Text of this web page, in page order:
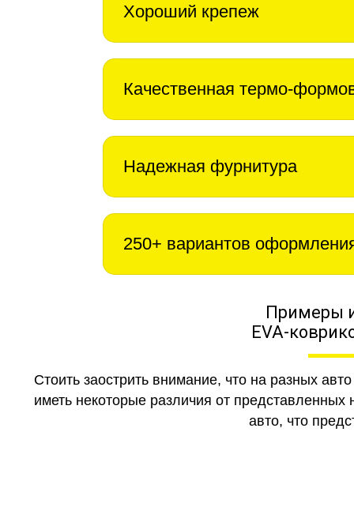
Хороший крепеж
Качественная термо-
Надежная фурнитура
250+ вариантов
Примеры
EVA-
Стоить заострить внимание, что на разных
иметь некоторые различия от
авто, что